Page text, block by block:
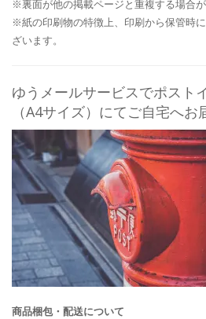
※裏面が他の掲載ページと重複する場合が
※紙の印刷物の特徴上、印刷から保管時
ざいます。
ゆうメールサービスでポスト
（A4サイズ）にてご自宅へお
商品梱包・配送について